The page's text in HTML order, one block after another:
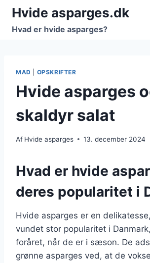
Fortsæt
indhold
Hvide asparges.dk
Hvad er hvide asparges?
MAD OPSKRIFTER
Hvide asparges
skaldyr salat
Af Hvide asparges 13. december 2024
Hvad er hvide
deres popularitet i
Hvide asparges er en
vundet stor popularitet i
foråret, når de er i sæson. De
grønne asparges ved, at de